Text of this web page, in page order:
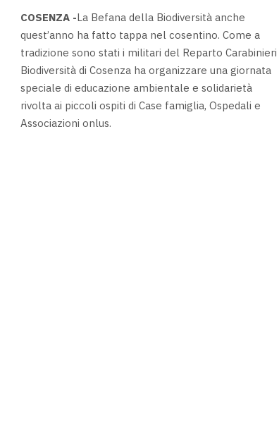
COSENZA -La Befana della Biodiversità anche
quest’anno ha fatto tappa nel cosentino. Come a
tradizione sono stati i militari del Reparto Carabinieri
Biodiversità di Cosenza ha organizzare una giornata
speciale di educazione ambientale e solidarietà
rivolta ai piccoli ospiti di Case famiglia, Ospedali e
Associazioni onlus.